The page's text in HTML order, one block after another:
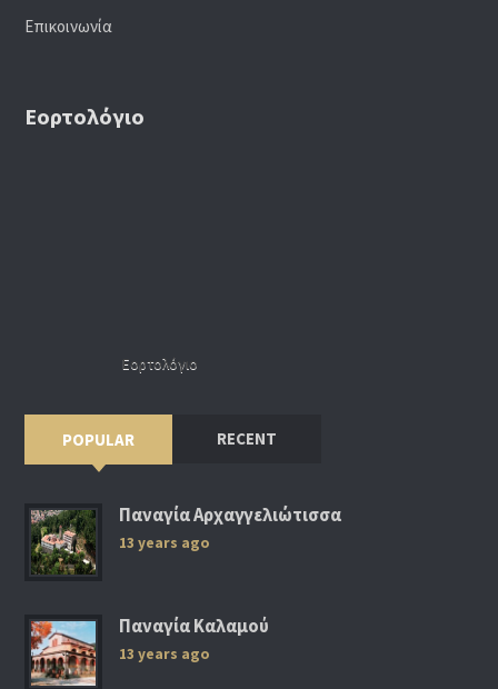
Επικοινωνία
Εορτολόγιο
Εορτολόγιο
POPULAR RECENT
Παναγία Αρχαγγελιώτισσα
13 years ago
Παναγία Καλαμού
13 years ago